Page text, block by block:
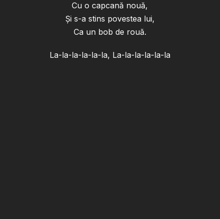
Cu o capcană nouă,
Și s-a stins povestea lui,
Ca un bob de rouă.
La-la-la-la-la-la, La-la-la-la-la-la